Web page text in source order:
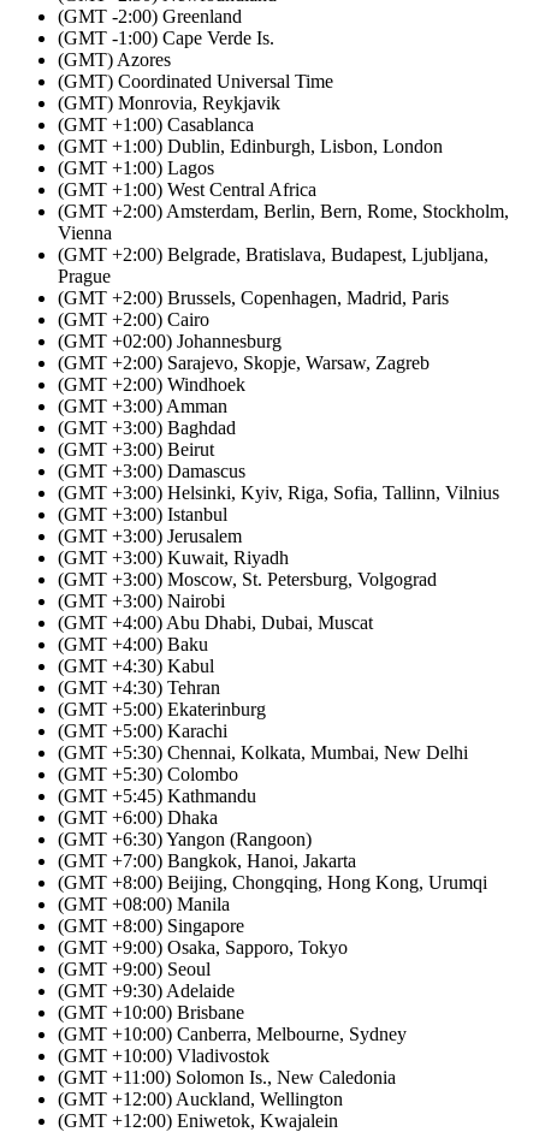
(GMT -2:00) Greenland
(GMT -1:00) Cape Verde Is.
(GMT) Azores
(GMT) Coordinated Universal Time
(GMT) Monrovia, Reykjavik
(GMT +1:00) Casablanca
(GMT +1:00) Dublin, Edinburgh, Lisbon, London
(GMT +1:00) Lagos
(GMT +1:00) West Central Africa
(GMT +2:00) Amsterdam, Berlin, Bern, Rome, Stockholm,
Vienna
(GMT +2:00) Belgrade, Bratislava, Budapest, Ljubljana,
Prague
(GMT +2:00) Brussels, Copenhagen, Madrid, Paris
(GMT +2:00) Cairo
(GMT +02:00) Johannesburg
(GMT +2:00) Sarajevo, Skopje, Warsaw, Zagreb
(GMT +2:00) Windhoek
(GMT +3:00) Amman
(GMT +3:00) Baghdad
(GMT +3:00) Beirut
(GMT +3:00) Damascus
(GMT +3:00) Helsinki, Kyiv, Riga, Sofia, Tallinn, Vilnius
(GMT +3:00) Istanbul
(GMT +3:00) Jerusalem
(GMT +3:00) Kuwait, Riyadh
(GMT +3:00) Moscow, St. Petersburg, Volgograd
(GMT +3:00) Nairobi
(GMT +4:00) Abu Dhabi, Dubai, Muscat
(GMT +4:00) Baku
(GMT +4:30) Kabul
(GMT +4:30) Tehran
(GMT +5:00) Ekaterinburg
(GMT +5:00) Karachi
(GMT +5:30) Chennai, Kolkata, Mumbai, New Delhi
(GMT +5:30) Colombo
(GMT +5:45) Kathmandu
(GMT +6:00) Dhaka
(GMT +6:30) Yangon (Rangoon)
(GMT +7:00) Bangkok, Hanoi, Jakarta
(GMT +8:00) Beijing, Chongqing, Hong Kong, Urumqi
(GMT +08:00) Manila
(GMT +8:00) Singapore
(GMT +9:00) Osaka, Sapporo, Tokyo
(GMT +9:00) Seoul
(GMT +9:30) Adelaide
(GMT +10:00) Brisbane
(GMT +10:00) Canberra, Melbourne, Sydney
(GMT +10:00) Vladivostok
(GMT +11:00) Solomon Is., New Caledonia
(GMT +12:00) Auckland, Wellington
(GMT +12:00) Eniwetok, Kwajalein